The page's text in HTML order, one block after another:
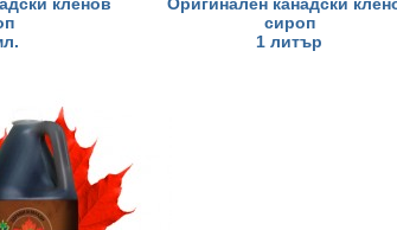
сироп
1 литър